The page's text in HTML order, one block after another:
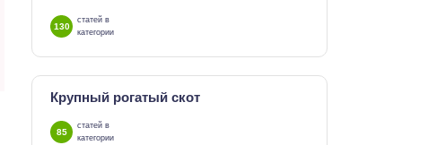
130
статей в
категории
Крупный рогатый скот
85
статей в
категории